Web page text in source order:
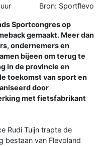
Bron: Sportflevo
Sportcongres op
gemaakt. Meer dan
ondernemers en
bijeen om terug te
in de provincie en
toekomst van sport en
door
met fietsfabrikant
Rudi Tuijn trapte de
bestaan van Flevoland